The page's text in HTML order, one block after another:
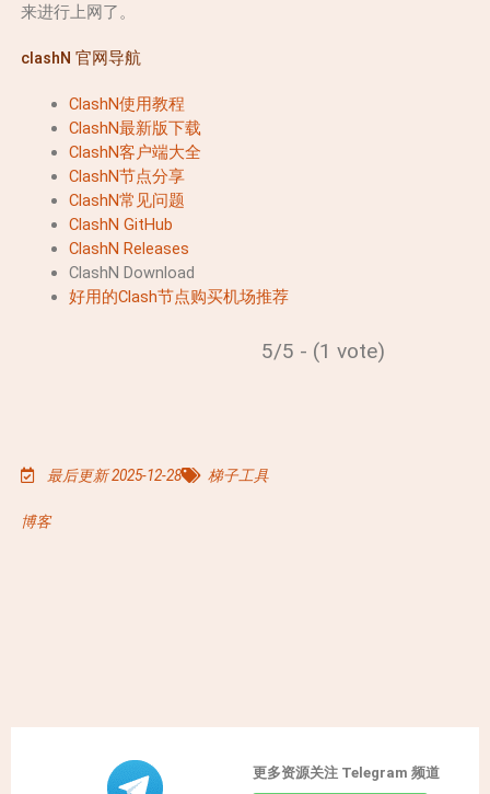
来进行上网了。
clashN 官网导航
ClashN使用教程
ClashN最新版下载
ClashN客户端大全
ClashN节点分享
ClashN常见问题
ClashN GitHub
ClashN Releases
ClashN Download
好用的Clash节点购买机场推荐
5/5 - (1 vote)
最后更新 2025-12-28 梯子工具
博客
更多资源关注 Telegram 频道